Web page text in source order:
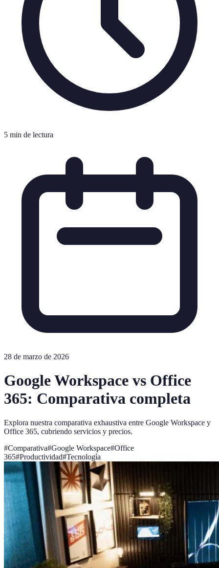
5 min de lectura
28 de marzo de 2026
Google Workspace vs Office
365: Comparativa completa
Explora nuestra comparativa exhaustiva entre Google Workspace y
Office 365, cubriendo servicios y precios.
#Comparativa#Google Workspace#Office
365#Productividad#Tecnología